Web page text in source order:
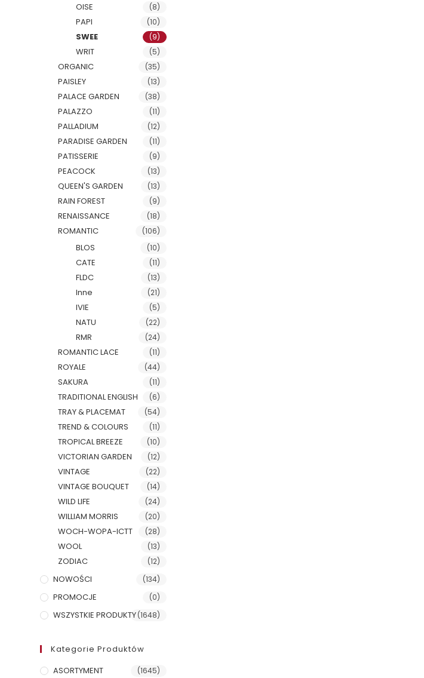
OISE (8)
PAPI (10)
SWEE (9)
WRIT (5)
ORGANIC (35)
PAISLEY (13)
PALACE GARDEN (38)
PALAZZO (11)
PALLADIUM (12)
PARADISE GARDEN (11)
PATISSERIE (9)
PEACOCK (13)
QUEEN'S GARDEN (13)
RAIN FOREST (9)
RENAISSANCE (18)
ROMANTIC (106)
BLOS (10)
CATE (11)
FLDC (13)
Inne (21)
IVIE (5)
NATU (22)
RMR (24)
ROMANTIC LACE (11)
ROYALE (44)
SAKURA (11)
TRADITIONAL ENGLISH (6)
TRAY & PLACEMAT (54)
TREND & COLOURS (11)
TROPICAL BREEZE (10)
VICTORIAN GARDEN (12)
VINTAGE (22)
VINTAGE BOUQUET (14)
WILD LIFE (24)
WILLIAM MORRIS (20)
WOCH-WOPA-ICTT (28)
WOOL (13)
ZODIAC (12)
NOWOŚCI (134)
PROMOCJE (0)
WSZYSTKIE PRODUKTY(1648)
Kategorie Produktów
ASORTYMENT
(1645)